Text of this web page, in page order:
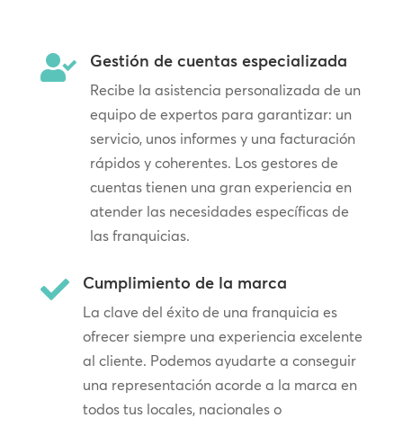
 Gestión de cuentas especializada
Recibe la asistencia personalizada de un
equipo de expertos para garantizar: un
servicio, unos informes y una facturación
rápidos y coherentes. Los gestores de
cuentas tienen una gran experiencia en
atender las necesidades específicas de
las franquicias.
 Cumplimiento de la marca
La clave del éxito de una franquicia es
ofrecer siempre una experiencia excelente
al cliente. Podemos ayudarte a conseguir
una representación acorde a la marca en
todos tus locales, nacionales o